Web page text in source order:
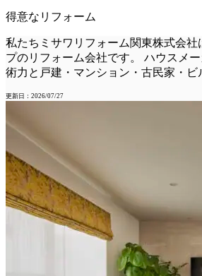
得意なリフォーム
私たちミサワリフォーム関東株式会社
プのリフォーム会社です。 ハウスメ
術力と戸建・マンション・古民家・ビ
更新日：2026/07/27